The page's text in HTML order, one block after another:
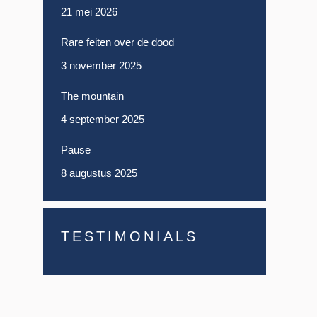
21 mei 2026
Rare feiten over de dood
3 november 2025
The mountain
4 september 2025
Pause
8 augustus 2025
TESTIMONIALS